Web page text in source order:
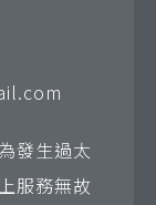
發生過太
服務無故